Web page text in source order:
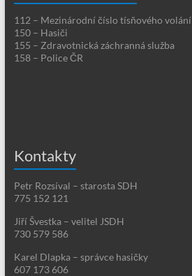
112 – Mezinárodní číslo tísňového volání
150 – Hasiči
155 – Zdravotnická záchranná služba
158 – Police ČR
Kontakty
Petr Rozsíval – starosta SDH
775 152 121
Jiří Švestka – velitel JSDH
730 579 586
Karel Dlapka – správce hasičky
607 173 606